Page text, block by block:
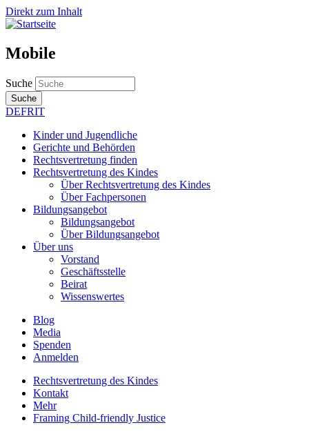
Direkt zum Inhalt
Mobile
Suche
Suche
DEFRIT
Kinder und Jugendliche
Gerichte und Behörden
Rechtsvertretung finden
Rechtsvertretung des Kindes
Über Rechtsvertretung des Kindes
Über Fachpersonen
Bildungsangebot
Bildungsangebot
Über Bildungsangebot
Über uns
Vorstand
Geschäftsstelle
Beirat
Wissenswertes
Blog
Media
Spenden
Anmelden
Rechtsvertretung des Kindes
Kontakt
Mehr
Framing Child-friendly Justice